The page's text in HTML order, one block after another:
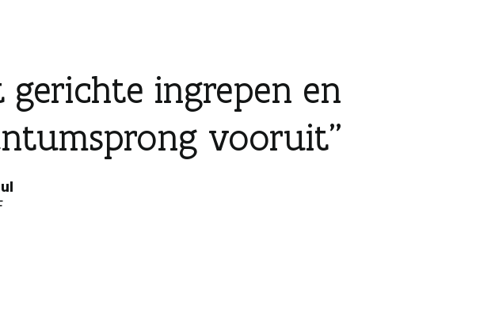
gerichte ingrepen en
vooruit